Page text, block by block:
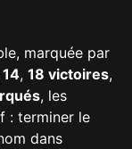
marquée par
, 18 victoires,
, les
: terminer le
dans